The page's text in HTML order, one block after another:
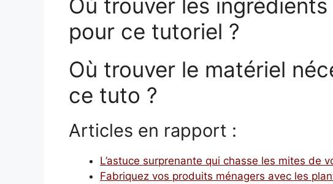
Où trouver les
pour ce tutoriel ?
Où trouver le matériel
ce tuto ?
Articles en rapport :
L’astuce surprenante qui chasse les mites de
Fabriquez vos produits ménagers avec les